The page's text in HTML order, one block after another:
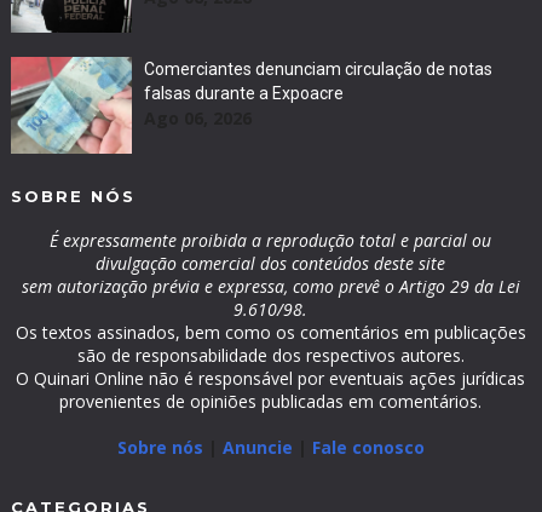
Comerciantes denunciam circulação de notas
falsas durante a Expoacre
SOBRE NÓS
É expressamente proibida a reprodução total e parcial ou
divulgação comercial dos conteúdos deste site
sem autorização prévia e expressa, como prevê o Artigo 29 da Lei
9.610/98.
Os textos assinados, bem como os comentários em publicações
são de responsabilidade dos respectivos autores.
O Quinari Online não é responsável por eventuais ações jurídicas
provenientes de opiniões publicadas em comentários.
Sobre nós
Anuncie Fale conosco
CATEGORIAS